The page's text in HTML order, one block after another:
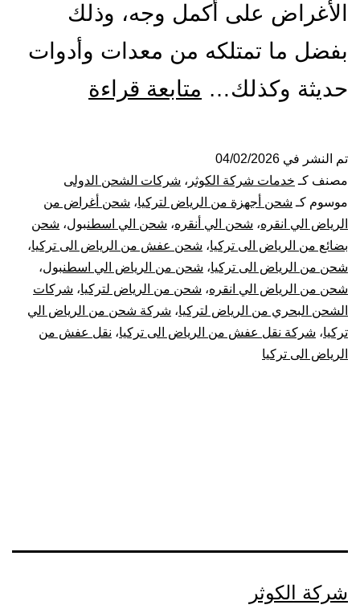
الأغراض على أكمل وجه، وذلك
بفضل ما تمتلكه من معدات وأدوات
حديثة وكذلك… متابعة قراءة
الرياض
الي
تركيا
|
تم النشر في 04/02/2026
مصنف كـ خدمات شركة الكوثر ، شركات الشحن الدولى
موسوم كـ شحن أجهزة من الرياض لتركيا، شحن أغراض من
الرياض الي انقره، شحن الي أنقره، شحن الي اسطنبول، شحن
بضائع من الرياض الى تركيا، شحن عفش من الرياض الى تركيا،
شحن من الرياض الى تركيا، شحن من الرياض الي اسطنبول،
شحن من الرياض الي انقره، شحن من الرياض لتركيا، شركات
الشحن البحري من الرياض لتركيا، شركة شحن من الرياض الي
تركيا، شركة نقل عفش من الرياض الى تركيا، نقل عفش من
الرياض الى تركيا
شركة الكوثر